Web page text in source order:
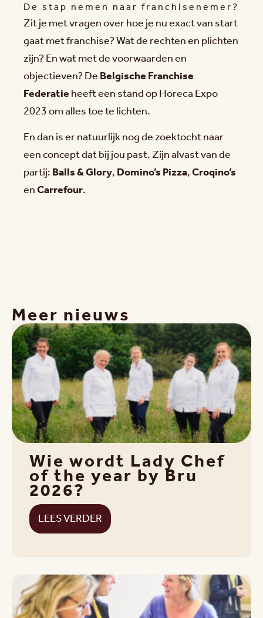
De stap nemen naar franchisenemer?
Zit je met vragen over hoe je nu exact van start
gaat met franchise? Wat de rechten en plichten
zijn? En wat met de voorwaarden en
objectieven? DeBelgische Franchise
Federatieheeft een stand op Horeca Expo
2023 om alles toe te lichten.
En dan is er natuurlijk nog de zoektocht naar
een concept dat bij jou past. Zijn alvast van de
partij:Balls & Glory,Domino’s Pizza,Croqino’s
enCarrefour.
Meer nieuws
Wie wordt Lady Chef
of the year by Bru
2026?
LEES VERDER